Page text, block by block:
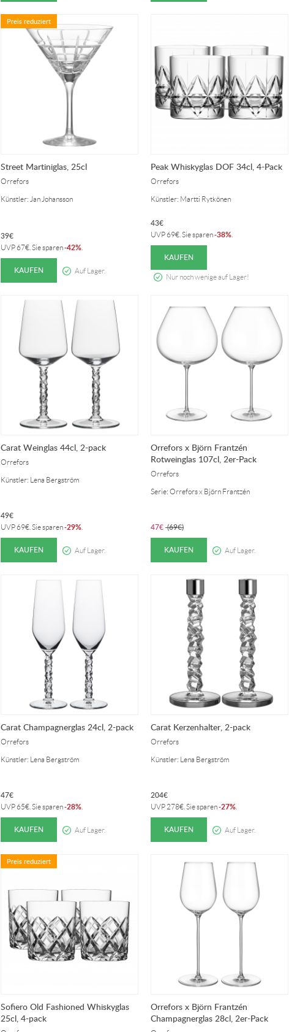
Preis reduziert
Street Martiniglas, 25cl
Orrefors
Künstler: Jan Johansson
39€
UVP 67€ . Sie sparen-42%
KAUFEN Auf Lager.
Peak Whiskyglas DOF 34cl, 4-Pack
Orrefors
Künstler: Martti Rytkönen
43€
UVP 69€ . Sie sparen-38%
KAUFEN
Nur noch wenige auf Lager!
Carat Weinglas 44cl, 2-pack
Orrefors
Künstler: Lena Bergström
49€
UVP 69€ . Sie sparen-29%
KAUFEN Auf Lager.
Orrefors x Björn Frantzén
Rotweinglas 107cl, 2er-Pack
Orrefors
Serie: Orrefors x Björn Frantzén
47€(69€)
KAUFEN Auf Lager.
Carat Champagnerglas 24cl, 2-pack
Orrefors
Künstler: Lena Bergström
47€
UVP 65€ . Sie sparen-28%
KAUFEN Auf Lager.
Carat Kerzenhalter, 2-pack
Orrefors
Künstler: Lena Bergström
204€
UVP 278€ . Sie sparen-27%
KAUFEN Auf Lager.
Preis reduziert
Sofiero Old Fashioned Whiskyglas
25cl, 4-pack
Orrefors x Björn Frantzén
Champagnerglas 28cl, 2er-Pack